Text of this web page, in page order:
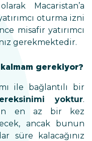
Macaristan’a
oturma izni
misafir yatırımcı
gerekmektedir.
gerekiyor?
ile bağlantılı bir
yoktur.
en az bir kez
ancak bunun
süre kalacağınız